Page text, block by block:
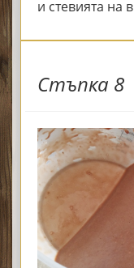
и стевията на
Стъпка 8